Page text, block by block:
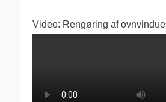
Video: Rengøring af ovnvindue